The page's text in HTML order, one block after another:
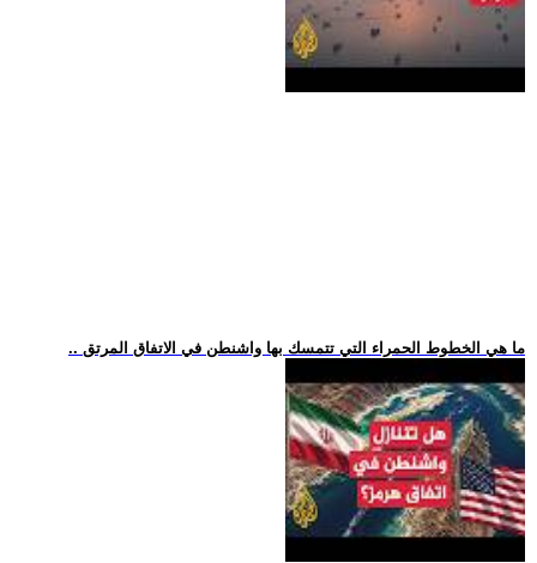
.. ما هي الخطوط الحمراء التي تتمسك بها واشنطن في الاتفاق المرتق